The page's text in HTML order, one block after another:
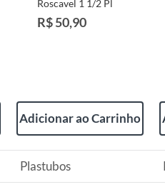
Roscavel 1 1/2 Pl
R$ 50,90
Adicionar ao Carrinho
Plastubos